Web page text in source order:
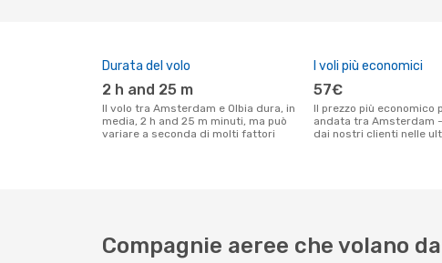
Durata del volo
2 h and 25 m
Il volo tra Amsterdam e Olbia dura, in
media, 2 h and 25 m minuti, ma può
variare a seconda di molti fattori
I voli più economici
57€
Il prezzo più economico per un volo solo
andata tra Amsterdam
dai nostri clienti nelle
Compagnie aeree che volano